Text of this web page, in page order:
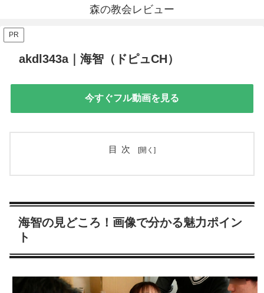
森の教会レビュー
PR
akdl343a｜海智（ドピュCH）
今すぐフル動画を見る
目次
海智の見どころ！画像で分かる魅力ポイン
ト